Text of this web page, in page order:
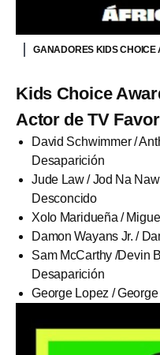
GANADORES KIDS CHOICE
Kids Choice
Actor de TV
David Schwimmer /
Desaparición
Jude Law / Jod Na
Desconcido
Xolo Maridueña /
Damon Wayans Jr. /
Sam McCarthy /Devin
Desaparición
George Lopez /